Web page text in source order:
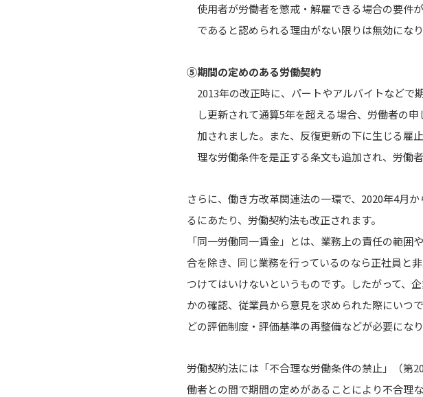
使用者が労働者を懲戒・解雇できる場合の要件
であると認められる理由がない限りは無効になり
⑤期間の定めのある労働契約
2013年の改正時に、パートやアルバイトなど
し更新されて通算5年を超える場合、労働者の
加されました。また、反復更新の下に生じる雇
理な労働条件を是正する条文も追加され、労働
さらに、働き方改革関連法の一環で、2020年4月か
るにあたり、労働契約法も改正されます。
「同一労働同一賃金」とは、業務上の責任の範
合を除き、同じ業務を行っているのなら正社員と
つけてはいけないというものです。したがって、
かの確認、従業員から意見を求められた際にいつ
どの評価制度・評価基準の再整備などが必要になり
労働契約法には「不合理な労働条件の禁止」（第20
働者との間で期間の定めがあることにより不合理